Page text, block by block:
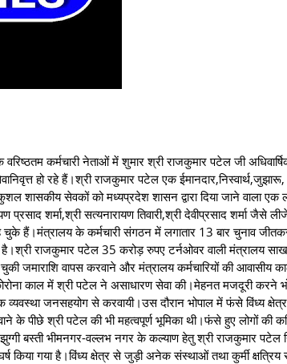
कर्मचारी नेताओं में शुमार श्री राजकुमार पटेल जी
हो रहे हैं।श्री राजकुमार पटेल एक
शासकीय सेवकों को मध्यप्रदेश शासन द्वारा दिया जाने वाला एक
शर्मा,श्री सत्यनारायण तिवारी,श्री देवीप्रसाद शर्मा जैसे
चुके हैं।मंत्रालय के कर्मचारी संगठन में लगातार 13 बार चुनाव
है।श्री राजकुमार पटेल 35 करोड़ रुपए टर्नओवर वाली मंत्रालय
जमाराशि वापस करवाने और मंत्रालय कर्मचारियों की आवासीय
काल में श्री पटेल ने असाधारण सेवा की।मेहनत मजदूरी करने
जनसहयोग से करवायी।उस दौरान भोपाल में फंसे विंध्य
पीछे श्री पटेल की भी महत्वपूर्ण भूमिका थी।फंसे हुए लोगों की
झुग्गी बस्ती भीमनगर-वल्लभ नगर के कल्याण हेतु श्री राजकुमार पटेल
किया गया है।विंध्य क्षेत्र से जुड़ी अनेक संस्थाओं तथा कुर्मी